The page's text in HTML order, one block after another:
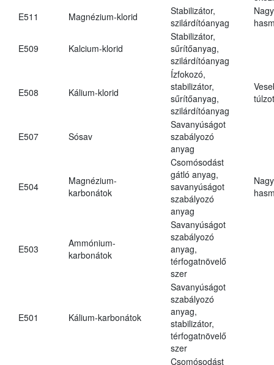
E511
Magnézium-klorid
Stabilizátor,
szilárdítóanyag
E509 Kalcium-klorid
Stabilizátor,
sűrítőanyag,
szilárdítóanyag
E508 Kálium-klorid
Ízfokozó,
stabilizátor,
sűrítőanyag,
szilárdítóanyag
E507 Sósav
Savanyúságot
szabályozó
anyag
E504
Magnézium-
karbonátok
Csomósodást
gátló anyag,
savanyúságot
szabályozó
anyag
E503
Ammónium-
karbonátok
Savanyúságot
szabályozó
anyag,
térfogatnövelő
szer
E501 Kálium-karbonátok
Savanyúságot
szabályozó
anyag,
stabilizátor,
térfogatnövelő
szer
Csomósodást